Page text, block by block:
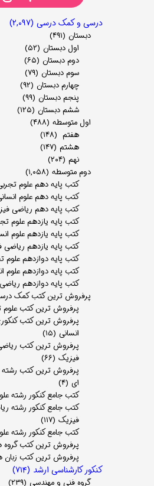
درسی و کمک درسی (۲,۰۹۷)
دبستان (۴۹۱)
اول دبستان (۵۲)
دوم دبستان (۶۵)
سوم دبستان (۷۹)
چهارم دبستان (۹۲)
پنجم دبستان (۹۹)
ششم دبستان (۱۲۵)
اول متوسطه (۴۸۸)
هفتم (۱۴۸)
هشتم (۱۴۷)
نهم (۲۰۴)
دوم متوسطه (۱,۰۵۸)
کتب پایه دهم علوم
کتب پایه دهم علوم
کتب پایه دهم ریاضی
کتب پایه یازدهم علوم
کتب پایه یازدهم علوم
کتب پایه یازدهم ریاضی
کتب پایه دوازدهم علوم
کتب پایه دوازدهم علوم
کتب پایه دوازدهم
پرفروش ترین کتب کمک
پرفروش ترین کتب علوم
پرفروش ترین کتب
انسانی (۱۵)
پرفروش ترین کتب
فیزیک (۶۶)
پرفروش ترین کتب
ای (۴)
کتب جامع کنکور رشته
کتب جامع کنکور رشته
فیزیک (۱۱۷)
کتب جامع کنکور رشته
پرفروش ترین کتب گروه
پرفروش ترین کتب زبان
کنکور کارشناسی ارشد (۷۱۴)
گروه فنی و مهندسی (۲۳۹)